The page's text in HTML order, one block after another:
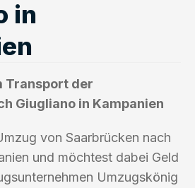
in
Transport der
Giugliano in Kampanien
von Saarbrücken nach
und möchtest dabei Geld
Umzugskönig